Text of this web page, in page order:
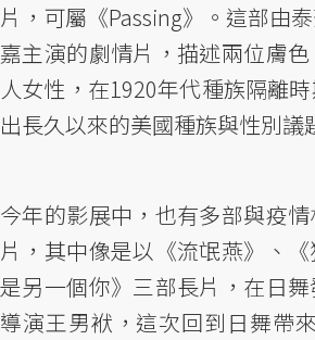
片，可屬《Passing》。這部由
嘉主演的劇情片，描述兩位膚
人女性，在1920年代種族隔離
出長久以來的美國種族與性別議
今年的影展中，也有多部與疫
片，其中像是以《流氓燕》、
是另一個你》三部長片，在日
導演王男袱，這次回到日舞帶